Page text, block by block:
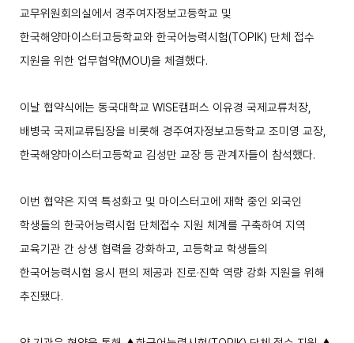
교무위원회의실에서 경주여자정보고등학교 및
한국해양마이스터고등학교와 한국어능력시험(TOPIK) 단체 접수
지원을 위한 업무협약(MOU)을 체결했다.
이날 협약식에는 동국대학교 WISE캠퍼스 이유경 국제교류처장,
배병국 국제교류팀장을 비롯해 경주여자정보고등학교 조미영 교장,
한국해양마이스터고등학교 김성만 교장 등 관계자들이 참석했다.
이번 협약은 지역 특성화고 및 마이스터고에 재학 중인 외국인
학생들의 한국어능력시험 단체접수 지원 체계를 구축하여 지역
교육기관 간 상생 협력을 강화하고, 고등학교 학생들의
한국어능력시험 응시 편의 제공과 진로·진학 역량 강화 지원을 위해
추진됐다.